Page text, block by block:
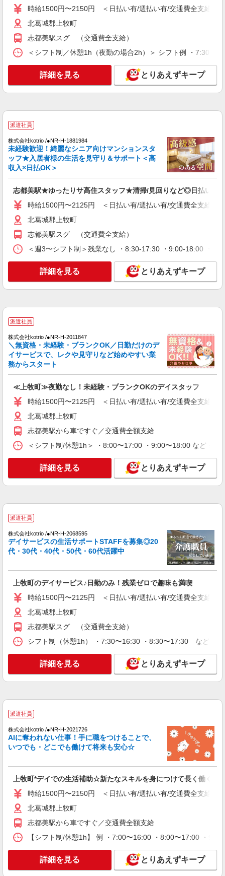
時給1500円〜2125円 ＜日払い有/週払い有/交
通費全支給(ガソリン代含む)＞
キープ 詳細を見る
株式会社kotrio /●NR-H-2067927
北葛城郡上牧町
キープ 詳細を見る
派遣社員
＜上牧町＞小さなデイサービスSTAFF募集≪
週3勤務≫≪夕方退社≫
時給1500円〜2125円 ＜日払い有/週払い有/交
通費全支給(ガソリン代含む)＞
北葛城郡上牧町
キープ 詳細を見る
株式会社ブレイブ（マイナビグループ）/MD29
務先から選べます。
未経験：時給1500〜1700円（資格・経験によ
る） 経験者：時給1700〜1900円（資格・経験によ
る） ◎月収例 時給1900円×1日8時間×22日（週5
時にご相談ください。 ◆交通費：別途全額支給 ※
ります！
派遣社員
株式会社kotrio /●NR-H-2068684
STAFF｜資格支援制度あり
時給1500円〜2125円 ＜日払い有/週払い有/交
通費全支給(ガソリン代含む)＞
キープ 詳細を見る
株式会社kotrio /●NR-H-2051228
上牧町＊年齢不問◎未経験から安定した業界へ
時給1500円〜2125円 ＜日払い有/週払い有/交
通費全支給(ガソリン代含む)＞
北葛城郡上牧町
キープ
派遣社員
上牧町＊グループホームSTAFF＊経験不問◎
時給1500円〜2125円 ＜日払い有/週払い有/交
キープ 詳細を見る
派遣社員
サポート＆送迎STAFF
時給1500円〜2125円 ＜日払い有/週払い有/交
通費全支給(ガソリン代含む)＞
キープ 詳細を見る
株式会社kotrio /●NR-H-2028473
時給1500円〜2150円 ＜日払い有/週払い有/交通費全支給(ガ
北葛城郡上牧町
志都美駅スグ （交通費全支給）
＜シフト制／休憩1h（夜勤の場合2h）＞ シフト例 ・7:30
詳細を見る とりあえずキープ
派遣社員
株式会社kotrio /●NR-H-1881984
未経験歓迎！綺麗なシニア向けマンションスタ
ッフ★入居者様の生活を見守り＆サポート＜高
収入×日払OK＞
志都美駅★ゆったりサ高住スタッフ★清掃/見回りなど◎日払いOK
時給1500円〜2125円 ＜日払い有/週払い有/交通費全支給(ガ
北葛城郡上牧町
志都美駅スグ （交通費全支給）
＜週3〜シフト制＞残業なし ・8:30-17:30 ・9:00-18:00
詳細を見る とりあえずキープ
派遣社員
株式会社kotrio /●NR-H-2011847
＼無資格・未経験・ブランクOK／日勤だけのデ
イサービスで、レクや見守りなど始めやすい業
務からスタート
≪上牧町≫夜勤なし！未経験・ブランクOKのデイスタッフ
時給1500円〜2125円 ＜日払い有/週払い有/交通費全支給(ガ
北葛城郡上牧町
志都美駅から車ですぐ／交通費全額支給
＜シフト制/休憩1h＞ ・8:00〜17:00 ・9:00〜18:00 など ※
詳細を見る とりあえずキープ
派遣社員
株式会社kotrio /●NR-H-2068595
デイサービスの生活サポートSTAFFを募集◎20
代・30代・40代・50代・60代活躍中
上牧町のデイサービス♪日勤のみ！残業ゼロで趣味も満喫
時給1500円〜2125円 ＜日払い有/週払い有/交通費全支給(ガ
北葛城郡上牧町
志都美駅スグ （交通費全支給）
シフト制（休憩1h） ・7:30〜16:30 ・8:30〜17:30 など ※
詳細を見る とりあえずキープ
派遣社員
株式会社kotrio /●NR-H-2021726
AIに奪われない仕事！手に職をつけることで、
いつでも・どこでも働けて将来も安心☆
上牧町*デイでの生活補助☆新たなスキルを身につけて長く働く♪
時給1500円〜2150円 ＜日払い有/週払い有/交通費全支給(ガ
北葛城郡上牧町
志都美駅から車ですぐ／交通費全額支給
【シフト制/休憩1h】 例 ・7:00〜16:00 ・8:00〜17:00 ・
詳細を見る とりあえずキープ